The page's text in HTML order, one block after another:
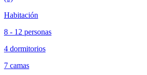
Habitación
8 - 12 personas
4 dormitorios
7 camas